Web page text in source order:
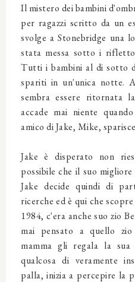
Il mistero dei bambini
per ragazzi scritto da un
svolge aStonebridge una
stata messa sotto i
Tutti i bambini al di sotto
spariti in un'unica notte.
sembra essere ritornata
accade mai niente
amico di Jake, Mike,
Jake è disperato non
possibile che il suo
Jake decide quindi di
ricerche ed è qui che
1984, c'era anche suo zio
mai pensato a quello
mamma gli regala la sua
qualcosa di veramente
palla, inizia a percepire la